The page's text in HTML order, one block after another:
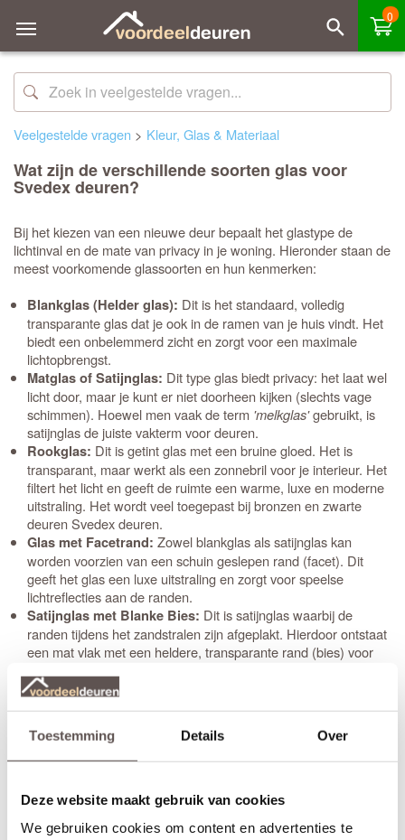
Toestemming Details Over
Deze website maakt gebruik van cookies
We gebruiken cookies om content en advertenties te
0
Veelgestelde vragen > Kleur, Glas & Materiaal
Wat zijn de verschillende soorten glas voor
Svedex deuren?
Bij het kiezen van een nieuwe deur bepaalt het glastype de
lichtinval en de mate van privacy in je woning. Hieronder staan de
meest voorkomende glassoorten en hun kenmerken:
Blankglas (Helder glas): Dit is het standaard, volledig
transparante glas dat je ook in de ramen van je huis vindt. Het
biedt een onbelemmerd zicht en zorgt voor een maximale
lichtopbrengst.
Matglas of Satijnglas: Dit type glas biedt privacy: het laat wel
licht door, maar je kunt er niet doorheen kijken (slechts vage
schimmen). Hoewel men vaak de term 'melkglas'gebruikt, is
satijnglas de juiste vakterm voor deuren.
Rookglas: Dit is getint glas met een bruine gloed. Het is
transparant, maar werkt als een zonnebril voor je interieur. Het
filtert het licht en geeft de ruimte een warme, luxe en moderne
uitstraling. Het wordt veel toegepast bij bronzen en zwarte
deuren Svedex deuren.
Glas met Facetrand: Zowel blankglas als satijnglas kan
worden voorzien van een schuin geslepen rand (facet). Dit
geeft het glas een luxe uitstraling en zorgt voor speelse
lichtreflecties aan de randen.
Satijnglas met Blanke Bies: Dit is satijnglas waarbij de
randen tijdens het zandstralen zijn afgeplakt. Hierdoor ontstaat
een mat vlak met een heldere, transparante rand (bies) voor
Glas-in-lood:Een ambachtelijke keuze waarbij verschillende
soorten glas en figuren met loodstrips aan elkaar zijn